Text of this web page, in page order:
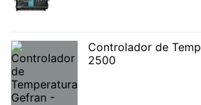
Controlador de
2500